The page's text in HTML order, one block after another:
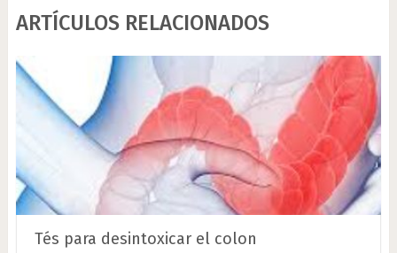
ARTÍCULOS RELACIONADOS
Tés para desintoxicar el colon